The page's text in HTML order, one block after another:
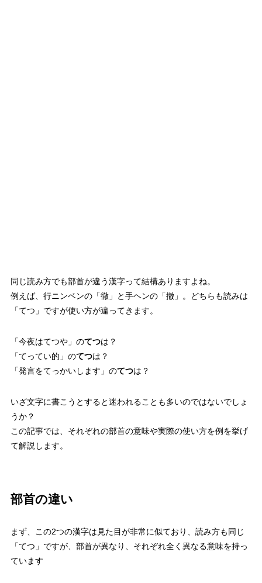
同じ読み方でも部首が違う漢字って結構ありますよね。
例えば、行ニンベンの「徹」と手ヘンの「撤」。どちらも読みは
「てつ」ですが使い方が違ってきます。
「今夜はてつや」のてつは？
「てってい的」のてつは？
「発言をてっかいします」のてつは？
いざ文字に書こうとすると迷われることも多いのではないでしょ
うか？
この記事では、それぞれの部首の意味や実際の使い方を例を挙げ
て解説します。
部首の違い
まず、この2つの漢字は見た目が非常に似ており、読み方も同じ
「てつ」ですが、部首が異なり、それぞれ全く異なる意味を持っ
ています